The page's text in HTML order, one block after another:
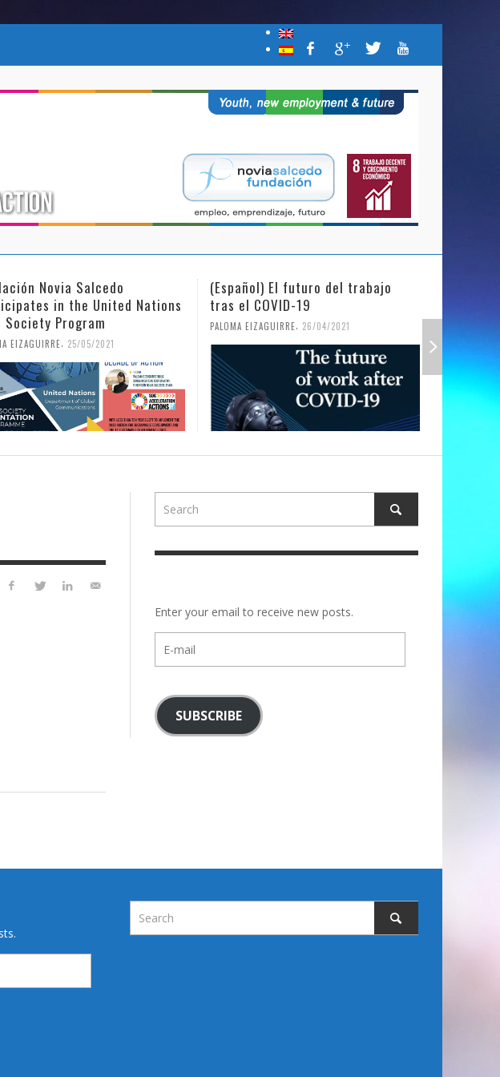
Novia Salcedo
in the United Nations
Society Program
EIZAGUIRRE 25/05/2021
(Español) El futuro del trabajo
tras el COVID-19
PALOMA EIZAGUIRRE 26/04/2021
Enter your email to receive new posts.
mail
SUBSCRIBE